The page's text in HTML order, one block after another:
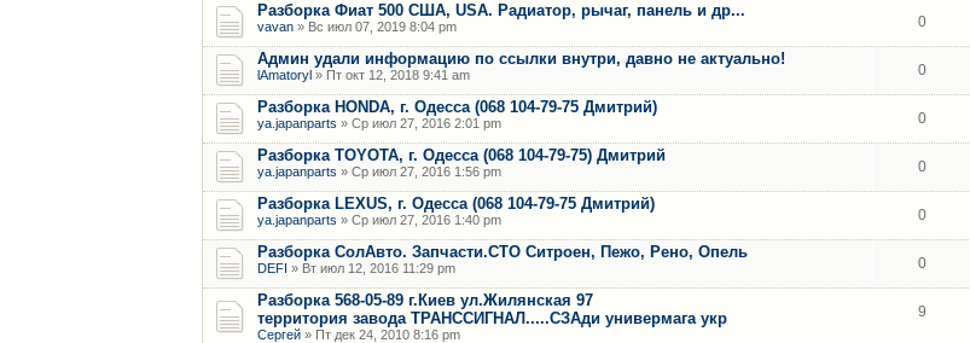
Разборка Фиат 500 США, USA. Радиатор, рычаг, панель и др...
vavan » Вс июл 07, 2019 8:04 pm 0
Админ удали информацию по ссылки внутри, давно не актуально!
lAmatoryl » Пт окт 12, 2018 9:41 am 0
Разборка HONDA, г. Одесса (068 104-79-75 Дмитрий)
ya.japanparts » Ср июл 27, 2016 2:01 pm 0
Разборка TOYOTA, г. Одесса (068 104-79-75) Дмитрий
ya.japanparts » Ср июл 27, 2016 1:56 pm 0
Разборка LEXUS, г. Одесса (068 104-79-75 Дмитрий)
ya.japanparts » Ср июл 27, 2016 1:40 pm 0
Разборка СолАвто. Запчасти.СТО Ситроен, Пежо, Рено, Опель
DEFI » Вт июл 12, 2016 11:29 pm 0
Разборка 568-05-89 г.Киев ул.Жилянская 97
территория завода ТРАНССИГНАЛ.....СЗАди универмага укр
Сергей » Пт дек 24, 2010 8:16 pm
9